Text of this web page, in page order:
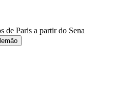
de Paris a partir do Sena